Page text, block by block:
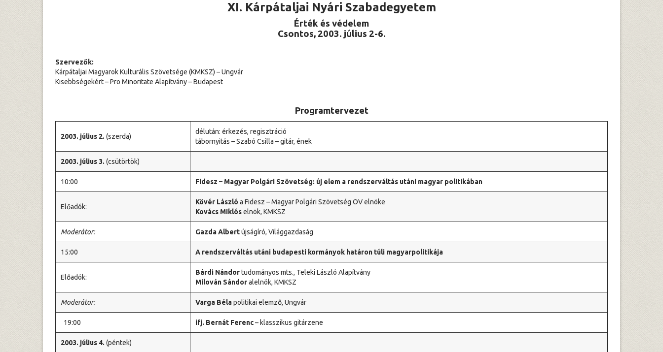
XI. Kárpátaljai Nyári Szabadegyetem
Érték és védelem
Csontos, 2003. július 2-6.
Szervezők:
Kárpátaljai Magyarok Kulturális Szövetsége (KMKSZ) – Ungvár
Kisebbségekért – Pro Minoritate Alapítvány – Budapest
Programtervezet
2003. július 2. (szerda)
délután: érkezés, regisztráció
tábornyitás – Szabó Csilla – gitár, ének
2003. július 3. (csütörtök)
10:00 Fidesz – Magyar Polgári Szövetség: új elem a rendszerváltás utáni magyar politikában
Előadók:
Kövér László a Fidesz – Magyar Polgári Szövetség OV elnöke
Kovács Miklóselnök, KMKSZ
Moderátor: Gazda Albertújságíró, Világgazdaság
15:00 A rendszerváltás utáni budapesti kormányok határon túli magyarpolitikája
Előadók:
Bárdi Nándortudományos mts., Teleki László Alapítvány
Milován Sándoralelnök, KMKSZ
Moderátor: Varga Bélapolitikai elemző, Ungvár
19:00 ifj. Bernát Ferenc– klasszikus gitárzene
2003. július 4. (péntek)